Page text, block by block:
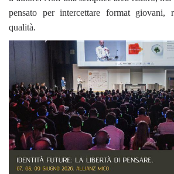
pensato per intercettare format
qualità.